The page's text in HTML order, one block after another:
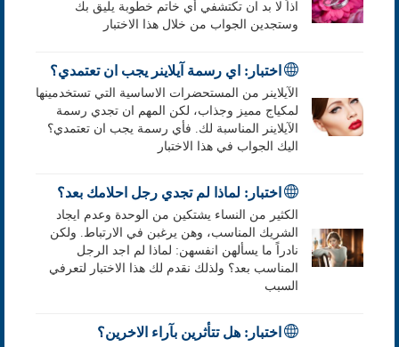
اذاً لا بد ان تكتشفي أي خاتم خطوبة يليق بك
وستجدين الجواب من خلال هذا الاختبار
اختبار: اي رسمة آيلاينر يجب ان تعتمدي؟
الآيلاينر من المستحضرات الاساسية التي تستخدمينها
لمكياج مميز وجذاب، لكن المهم ان تجدي رسمة
الآيلاينر المناسبة لك. فأي رسمة يجب ان تعتمدي؟
اليك الجواب في هذا الاختبار
اختبار: لماذا لم تجدي رجل احلامك بعد؟
الكثير من النساء يشتكين من الوحدة وعدم ايجاد
الشريك المناسب، وهن يرغبن في الارتباط. ولكن
نادراً ما يسألهن انفسهن: لماذا لم اجد الرجل
المناسب بعد؟ ولذلك نقدم لك هذا الاختبار لتعرفي
السبب
اختبار: هل تتأثرين بآراء الاخرين؟